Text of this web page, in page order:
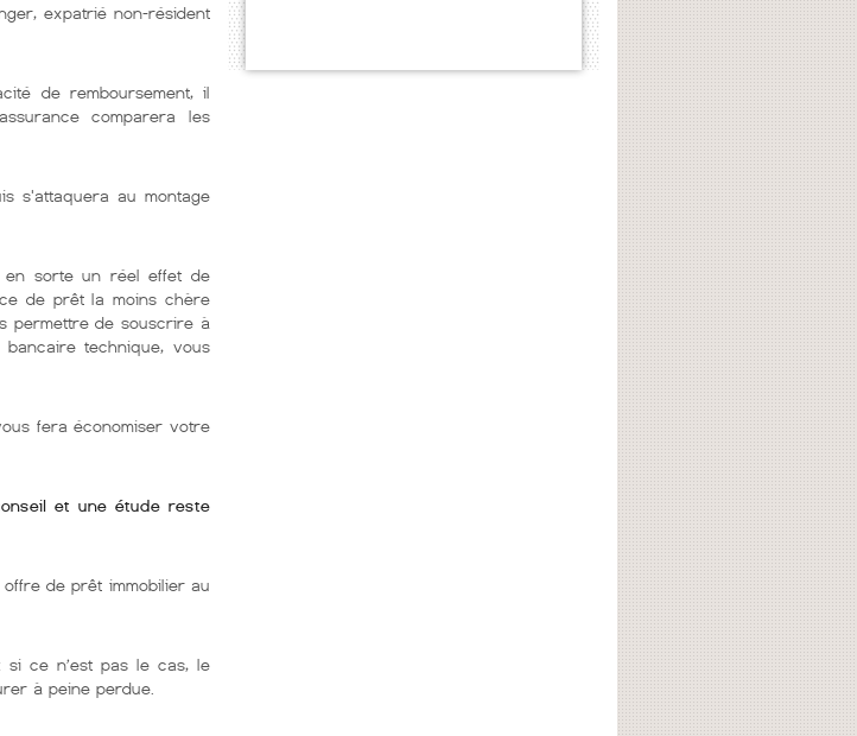
expatrié non-résident
de remboursement, il
comparera les
s'attaquera au montage
sorte un réel effet de
de prêt la moins chère
permettre de souscrire à
technique, vous
fera économiser votre
et une étude reste
de prêt immobilier au
si ce n’est pas le cas, le
à peine perdue.